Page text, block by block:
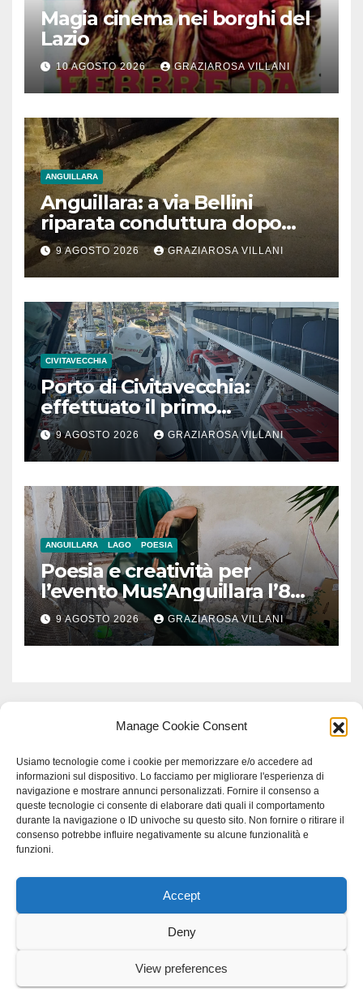
Manage Cookie Consent
Usiamo tecnologie come i cookie per memorizzare e/o accedere ad
informazioni sul dispositivo. Lo facciamo per migliorare l'esperienza di
navigazione e mostrare annunci personalizzati. Fornire il consenso a
queste tecnologie ci consente di elaborare dati quali il comportamento
durante la navigazione o ID univoche su questo sito. Non fornire o ritirare il
consenso potrebbe influire negativamente su alcune funzionalità e
funzioni.
Accept
Deny
View preferences
Magia cinema nei borghi del
Lazio
10 AGOSTO 2026 GRAZIAROSA VILLANI
ANGUILLARA
Anguillara: a via Bellini
riparata conduttura dopo
segnalazione IdD
9 AGOSTO 2026 GRAZIAROSA VILLANI
CIVITAVECCHIA
Porto di Civitavecchia:
effettuato il primo
rifornimento di GNL ad una
nave da crociera
9 AGOSTO 2026 GRAZIAROSA VILLANI
ANGUILLARA LAGO POESIA
Poesia e creatività per
l’evento Mus’Anguillara l’8
agosto 2026 al Museo
Contadino
9 AGOSTO 2026 GRAZIAROSA VILLANI
Proudly powered by WordPress|Tema: Newspaperex di
Scienza studio specialistico bracciano